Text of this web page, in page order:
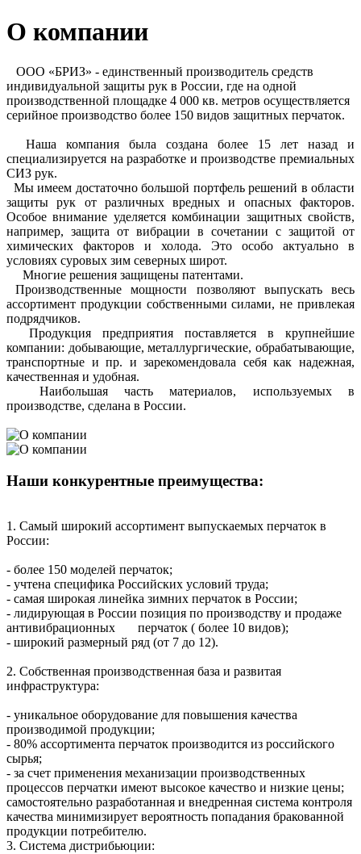
О компании
ООО «БРИЗ» - единственный производитель средств
индивидуальной защиты рук в России, где на одной
производственной площадке 4 000 кв. метров осуществляется
серийное производство более 150 видов защитных перчаток.
Наша компания была создана более 15 лет назад и
специализируется на разработке и производстве премиальных
СИЗ рук.
Мы имеем достаточно большой портфель решений в области
защиты рук от различных вредных и опасных факторов.
Особое внимание уделяется комбинации защитных свойств,
например, защита от вибрации в сочетании с защитой от
химических факторов и холода. Это особо актуально в
условиях суровых зим северных широт.
Многие решения защищены патентами.
Производственные мощности позволяют выпускать весь
ассортимент продукции собственными силами, не привлекая
подрядчиков.
Продукция предприятия поставляется в крупнейшие
компании: добывающие, металлургические, обрабатывающие,
транспортные и пр. и зарекомендовала себя как надежная,
качественная и удобная.
Наибольшая часть материалов, используемых в
производстве, сделана в России.
Наши конкурентные преимущества:
1. Самый широкий ассортимент выпускаемых перчаток в
России:
- более 150 моделей перчаток;
- учтена специфика Российских условий труда;
- самая широкая линейка зимних перчаток в России;
- лидирующая в России позиция по производству и продаже
антивибрационных перчаток ( более 10 видов);
- широкий размерный ряд (от 7 до 12).
2. Собственная производственная база и развитая
инфраструктура:
- уникальное оборудование для повышения качества
производимой продукции;
- 80% ассортимента перчаток производится из российского
сырья;
- за счет применения механизации производственных
процессов перчатки имеют высокое качество и низкие цены;
самостоятельно разработанная и внедренная система контроля
качества минимизирует вероятность попадания бракованной
продукции потребителю.
3. Система дистрибьюции: